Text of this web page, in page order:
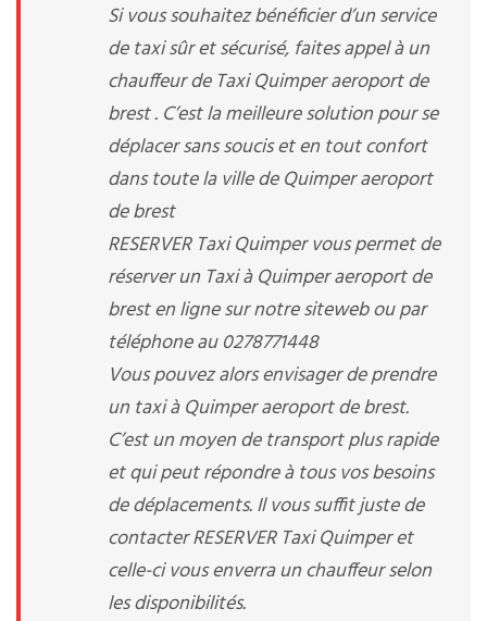
Si vous souhaitez bénéficier d’un service
de taxi sûr et sécurisé, faites appel à un
chauffeur de Taxi Quimper aeroport de
brest . C’est la meilleure solution pour se
déplacer sans soucis et en tout confort
dans toute la ville de Quimper aeroport
de brest
RESERVER Taxi Quimper vous permet de
réserver un Taxi à Quimper aeroport de
brest en ligne sur notre siteweb ou par
téléphone au 0278771448
Vous pouvez alors envisager de prendre
un taxi à Quimper aeroport de brest.
C’est un moyen de transport plus rapide
et qui peut répondre à tous vos besoins
de déplacements. Il vous suffit juste de
contacter RESERVER Taxi Quimper et
celle-ci vous enverra un chauffeur selon
les disponibilités.